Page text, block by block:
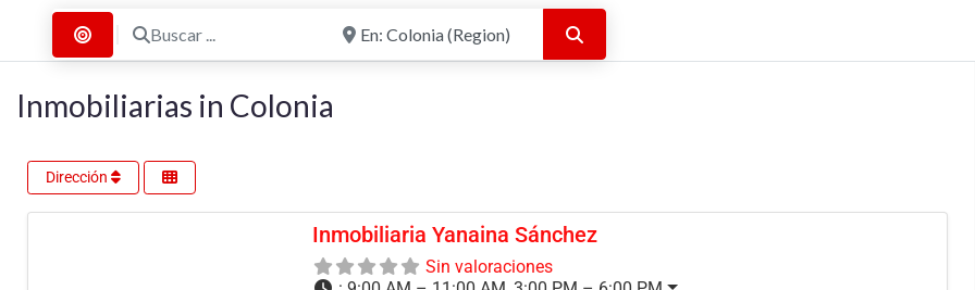
Buscar por Distancia
Buscar ... Cerca de
Inmobiliarias in Colonia
Dirección
Inmobiliaria Yanaina Sánchez
Sin valoraciones